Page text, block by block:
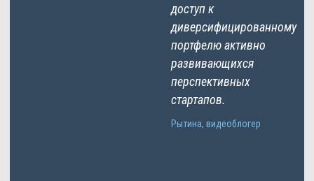
доступ к
диверсифицированному
портфелю активно
развивающихся
перспективных
стартапов.
Рытина, видеоблогер